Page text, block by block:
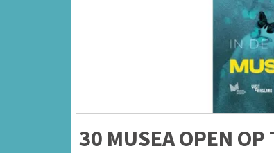
30 MUSEA OPEN OP